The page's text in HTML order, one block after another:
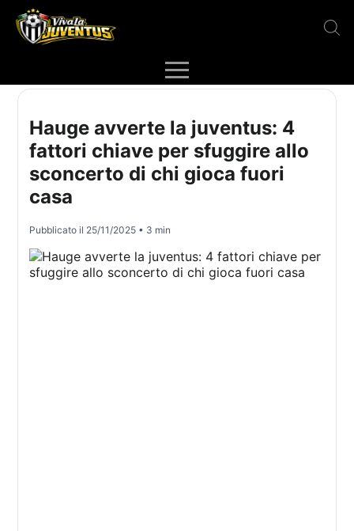
Hauge avverte la juventus: 4
fattori chiave per sfuggire allo
sconcerto di chi gioca fuori
casa
Pubblicato il 25/11/2025 • 3 min